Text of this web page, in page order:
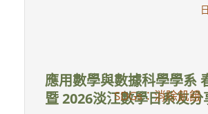
應用數學與數據科學學系
暨 2026淡江數學日系友分
SDGs：消除飢